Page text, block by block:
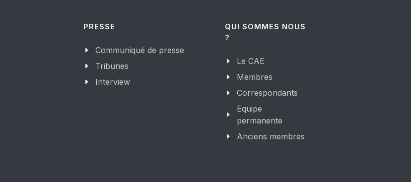
PRESSE
Communiqué de presse
Tribunes
Interview
QUI SOMMES NOUS
?
Le CAE
Membres
Correspondants
Equipe
permanente
Anciens membres